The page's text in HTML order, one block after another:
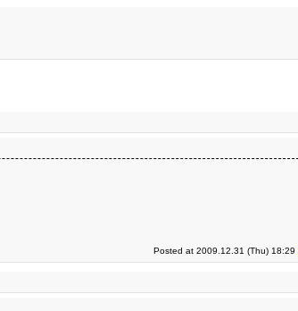
Posted at 2009.12.31 (Thu) 18:29